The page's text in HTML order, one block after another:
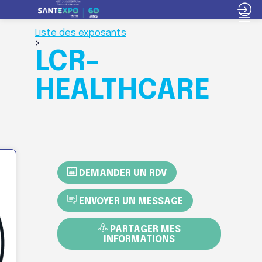
Liste des exposants
>
LCR-
HEALTHCARE
DEMANDER UN RDV
ENVOYER UN MESSAGE
PARTAGER MES
INFORMATIONS